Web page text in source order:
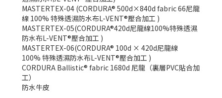
MASTERTEX-04 (CORDURA® 500d×840d fabric 66尼龍
線 100%特殊透濕防水布L-VENT®壓合加工 )
MASTERTEX-05(CORDURA®420d尼龍線100%特殊透濕
防水布L-VENT®壓合加工 )
MASTERTEX-06(CORDURA® 100d × 420d尼龍線
100%特殊透濕防水布L-VENT®壓合加工 )
CORDURA Ballistic® fabric 1680d 尼龍（裏層PVC貼合加
工）
防水牛皮